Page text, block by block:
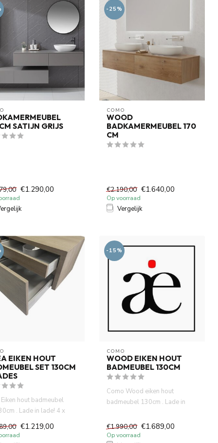
SATIJN GRIJS
€1.290,00
-25%
COMO
WOOD
BADKAMERMEUBEL 170
CM
€2.190,00 €1.640,00
Op voorraad
Vergelijk
EIKEN HOUT
SET 130CM
hout badmeubel
. Lade in lade! 4 x
to open softclose ...
€1.219,00
-15%
COMO
WOOD EIKEN HOUT
BADMEUBEL 130CM
Como Wood eiken hout
badmeubel 130cm . Lade in
softclos...
€1.990,00 €1.689,00
Op voorraad